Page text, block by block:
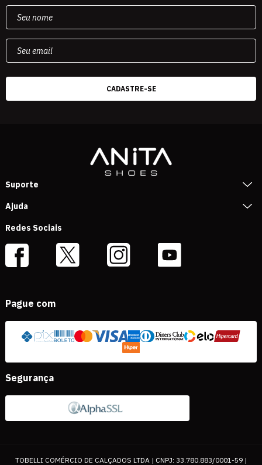
Suporte
Ajuda
Redes Sociais
Pague com
Segurança
TOBELLI COMÉRCIO DE CALÇADOS LTDA | CNPJ: 33.780.883/0001-59 |